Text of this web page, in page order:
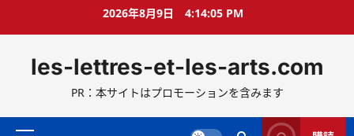
ス
2026年8月9日 4:14:07 PM
les-lettres-et-les-arts.com
PR：本サイトはプロモーションを含みます